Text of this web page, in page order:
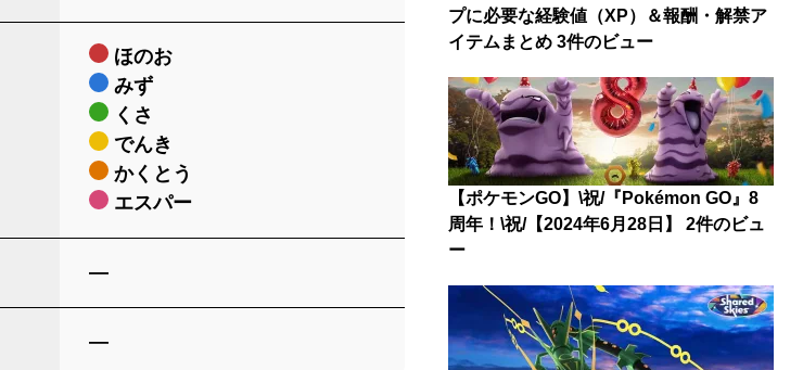
ほのお
みず
くさ
でんき
かくとう
エスパー
―
―
プに必要な経験値（XP）＆報酬・解禁ア
イテムまとめ 3件のビュー
【ポケモンGO】\祝/『Pokémon GO』8
周年！\祝/【2024年6月28日】
2件のビュ
ー